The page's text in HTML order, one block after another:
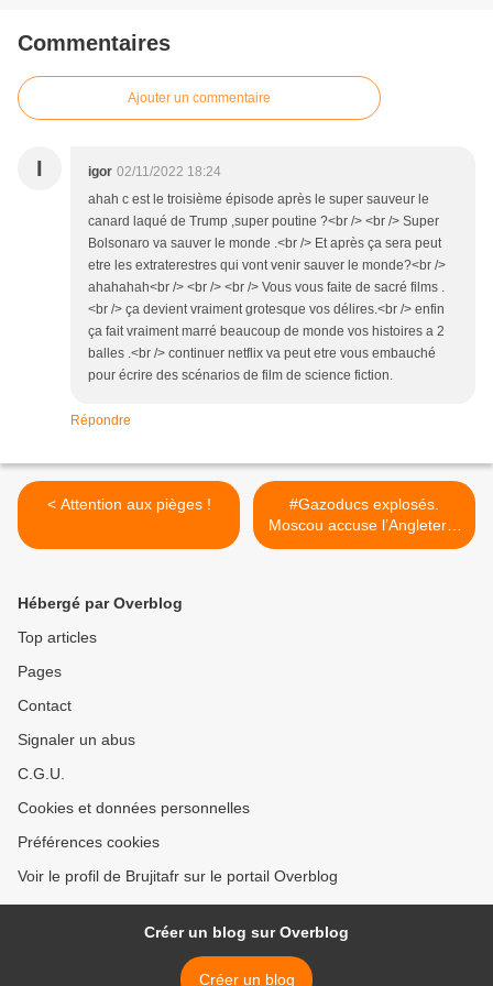
Commentaires
Ajouter un commentaire
I igor 02/11/2022 18:24
ahah c est le troisième épisode après le super sauveur le
canard laqué de Trump ,super poutine ?<br /> <br /> Super
Bolsonaro va sauver le monde .<br /> Et après ça sera peut
etre les extraterestres qui vont venir sauver le monde?<br />
ahahahah<br /> <br /> <br /> Vous vous faite de sacré films .
<br /> ça devient vraiment grotesque vos délires.<br /> enfin
ça fait vraiment marré beaucoup de monde vos histoires a 2
balles .<br /> continuer netflix va peut etre vous embauché
pour écrire des scénarios de film de science fiction.
Répondre
< Attention aux pièges !
#Gazoducs explosés.
Moscou accuse l’Angleterre
: Comment les Russes
Hébergé par Overblog
Top articles
Pages
Contact
Signaler un abus
C.G.U.
Cookies et données personnelles
Préférences cookies
Voir le profil de Brujitafr sur le portail Overblog
Créer un blog sur Overblog
Créer un blog